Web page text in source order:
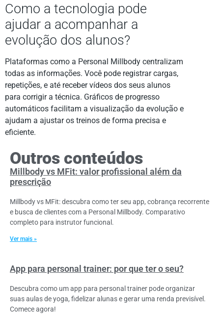
Como a tecnologia pode
ajudar a acompanhar a
evolução dos alunos?
Plataformas como a Personal Millbody centralizam
todas as informações. Você pode registrar cargas,
repetições, e até receber vídeos dos seus alunos
para corrigir a técnica. Gráficos de progresso
automáticos facilitam a visualização da evolução e
ajudam a ajustar os treinos de forma precisa e
eficiente.
Outros conteúdos
Millbody vs MFit: valor profissional além da
prescrição
Millbody vs MFit: descubra como ter seu app, cobrança recorrente
e busca de clientes com a Personal Millbody. Comparativo
completo para instrutor funcional.
Ver mais »
App para personal trainer: por que ter o seu?
Descubra como um app para personal trainer pode organizar
suas aulas de yoga, fidelizar alunas e gerar uma renda previsível.
Comece agora!